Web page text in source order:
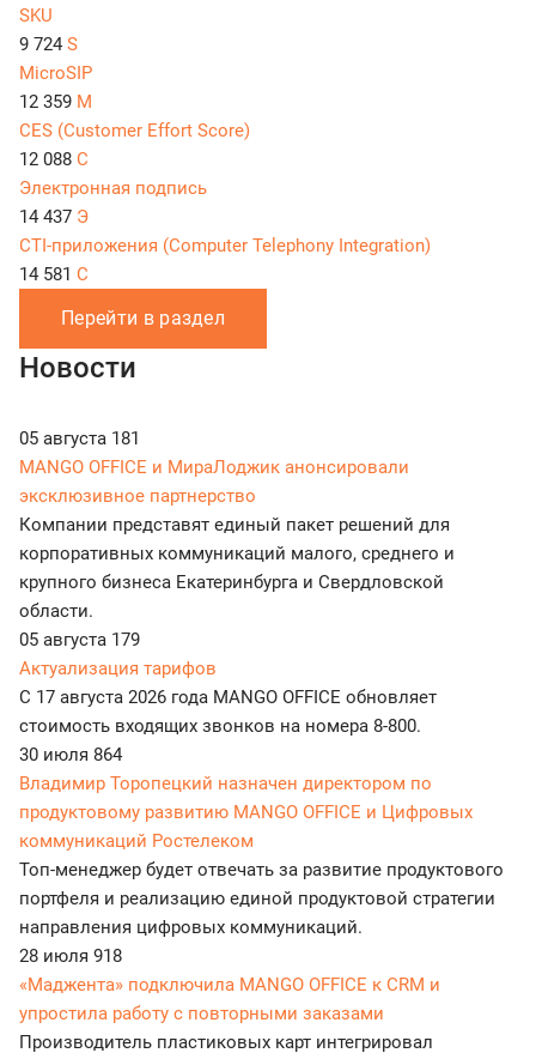
SKU
9 724 S
MicroSIP
12 359 M
CES (Customer Effort Score)
12 088 C
Электронная подпись
14 437 Э
CTI-приложения (Computer Telephony Integration)
14 581 C
Перейти в раздел
Новости
05 августа 181
MANGO OFFICE и МираЛоджик анонсировали
эксклюзивное партнерство
Компании представят единый пакет решений для
корпоративных коммуникаций малого, среднего и
крупного бизнеса Екатеринбурга и Свердловской
области.
05 августа 179
Актуализация тарифов
С 17 августа 2026 года MANGO OFFICE обновляет
стоимость входящих звонков на номера 8-800.
30 июля 864
Владимир Торопецкий назначен директором по
продуктовому развитию MANGO OFFICE и Цифровых
коммуникаций Ростелеком
Топ-менеджер будет отвечать за развитие продуктового
портфеля и реализацию единой продуктовой стратегии
направления цифровых коммуникаций.
28 июля 918
«Маджента» подключила MANGO OFFICE к CRM и
упростила работу с повторными заказами
Производитель пластиковых карт интегрировал